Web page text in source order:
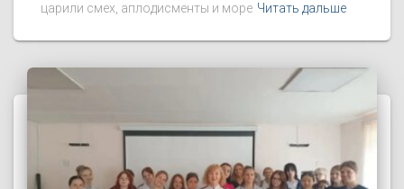
царили смех, аплодисменты и море Читать дальше